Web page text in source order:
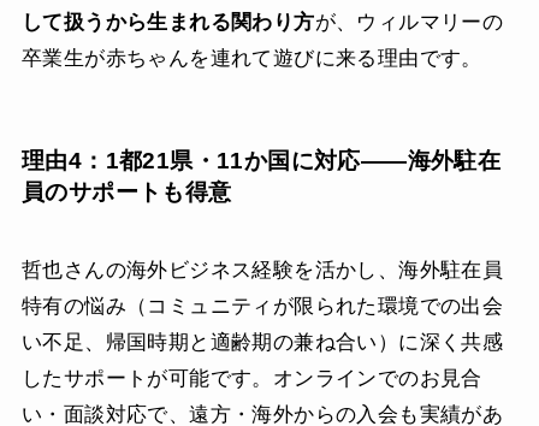
して扱うから生まれる関わり方が、ウィルマリーの
卒業生が赤ちゃんを連れて遊びに来る理由です。
理由4：1都21県・11か国に対応——海外駐在
員のサポートも得意
哲也さんの海外ビジネス経験を活かし、海外駐在員
特有の悩み（コミュニティが限られた環境での出会
い不足、帰国時期と適齢期の兼ね合い）に深く共感
したサポートが可能です。オンラインでのお見合
い・面談対応で、遠方・海外からの入会も実績があ